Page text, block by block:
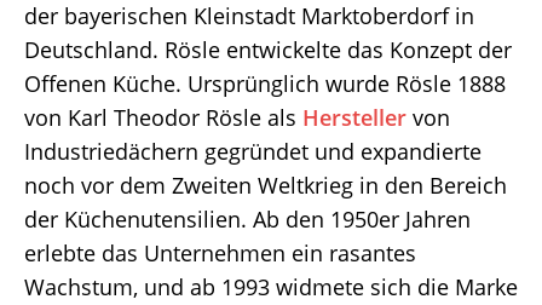
der bayerischen Kleinstadt Marktoberdorf in
Deutschland. Rösle entwickelte das Konzept der
Offenen Küche. Ursprünglich wurde Rösle 1888
von Karl Theodor Rösle als Hersteller von
Industriedächern gegründet und expandierte
noch vor dem Zweiten Weltkrieg in den Bereich
der Küchenutensilien. Ab den 1950er Jahren
erlebte das Unternehmen ein rasantes
Wachstum, und ab 1993 widmete sich die Marke